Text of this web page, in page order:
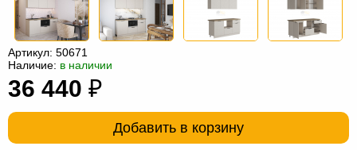
компьютер
для
ванной
Мебель
трансформер
Матрасы
Кресла-
мешки
Мебель
из
Садовая
Артикул: 50671
Наличие: в наличии
36 440 ₽
Добавить в корзину